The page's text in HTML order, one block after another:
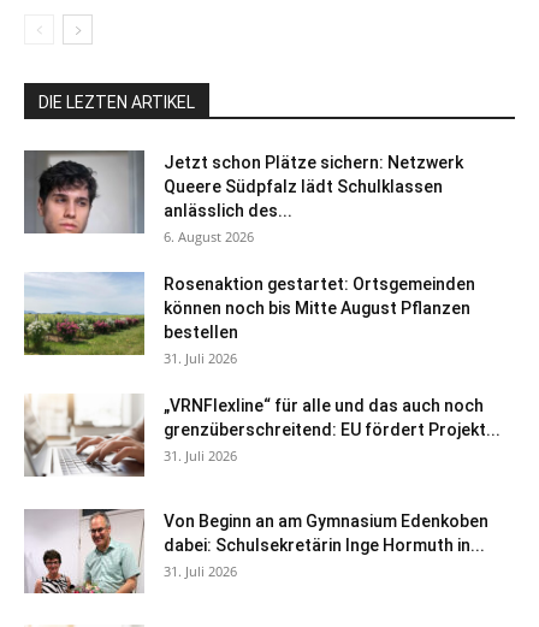
DIE LEZTEN ARTIKEL
Jetzt schon Plätze sichern: Netzwerk
Queere Südpfalz lädt Schulklassen
anlässlich des...
6. August 2026
Rosenaktion gestartet: Ortsgemeinden
können noch bis Mitte August Pflanzen
bestellen
31. Juli 2026
„VRNFlexline“ für alle und das auch noch
grenzüberschreitend: EU fördert Projekt...
31. Juli 2026
Von Beginn an am Gymnasium Edenkoben
dabei: Schulsekretärin Inge Hormuth in...
31. Juli 2026